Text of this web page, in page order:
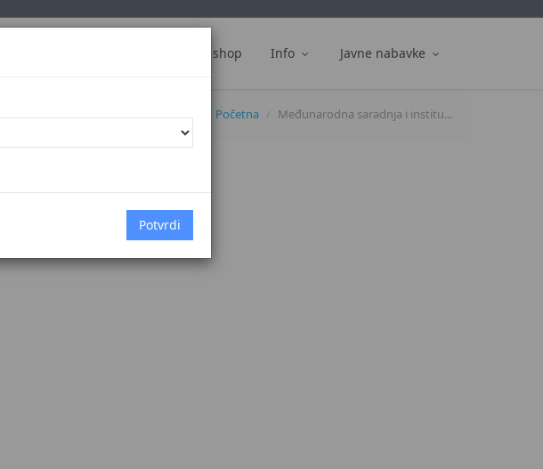
Web shop Info Javne nabavke
Početna Međunarodna saradnja i institu...